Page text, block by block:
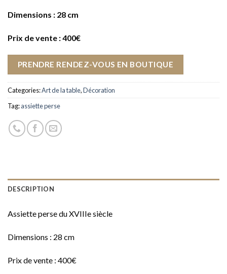
Dimensions : 28 cm
Prix de vente : 400€
PRENDRE RENDEZ-VOUS EN BOUTIQUE
Categories:Art de la table,Décoration
Tag:assiette perse
DESCRIPTION
Assiette perse du XVIIIe siècle
Dimensions : 28 cm
Prix de vente : 400€